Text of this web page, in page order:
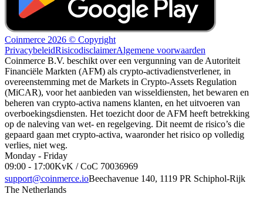
Coinmerce 2026 © Copyright
PrivacybeleidRisicodisclaimerAlgemene voorwaarden
Coinmerce B.V. beschikt over een vergunning van de Autoriteit
Financiële Markten (AFM) als crypto-activadienstverlener, in
overeenstemming met de Markets in Crypto-Assets Regulation
(MiCAR), voor het aanbieden van wisseldiensten, het bewaren en
beheren van crypto-activa namens klanten, en het uitvoeren van
overboekingsdiensten. Het toezicht door de AFM heeft betrekking
op de naleving van wet- en regelgeving. Dit neemt de risico’s die
gepaard gaan met crypto-activa, waaronder het risico op volledig
verlies, niet weg.
Monday - Friday
09:00 - 17:00KvK / CoC 70036969
support@coinmerce.ioBeechavenue 140, 1119 PR Schiphol-Rijk
The Netherlands